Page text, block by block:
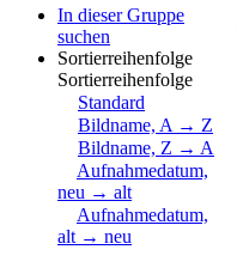
In dieser Gruppe
suchen
Sortierreihenfolge
Sortierreihenfolge
Standard
Bildname, A → Z
Bildname, Z → A
Aufnahmedatum,
neu → alt
Aufnahmedatum,
alt → neu